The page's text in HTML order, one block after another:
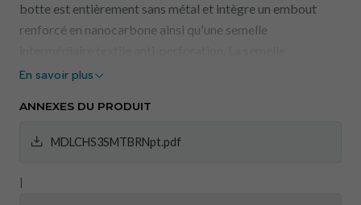
botte est entièrement sans métal et intègre un embout
renforcé en nanocarbone ainsi qu'une semelle
extérieure en caoutchouc dotée de la technologie Tiger
glissantes ou irrégulières, garantissant une stabilité
parfaite sur les terrains boueux ou rocailleux. Cette
recherchent une protection avancée et un confort durable.
En savoir plus
ANNEXES DU PRODUIT
MDLCHS3SMTBRNpt.pdf